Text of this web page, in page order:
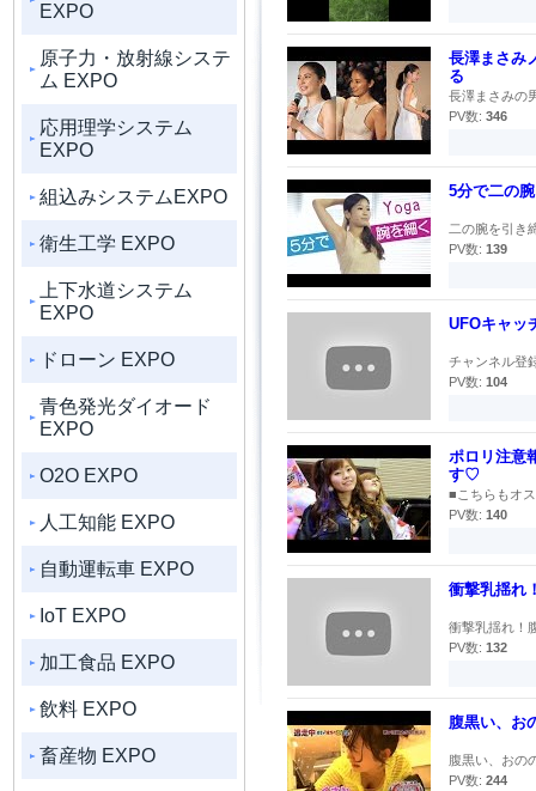
EXPO
原子力・放射線システ
ム EXPO
応用理学システム
EXPO
組込みシステムEXPO
衛生工学 EXPO
上下水道システム
EXPO
ドローン EXPO
青色発光ダイオード
EXPO
O2O EXPO
人工知能 EXPO
自動運転車 EXPO
IoT EXPO
加工食品 EXPO
飲料 EXPO
畜産物 EXPO
長澤まさみ
る
長澤まさみの
PV数: 346
5分で二の
二の腕を引き
PV数: 139
UFOキャッ
チャンネル登
PV数: 104
ポロリ注意
す♡
■こちらもオ
PV数: 140
衝撃乳揺れ
衝撃乳揺れ！
PV数: 132
腹黒い、お
腹黒い、おの
PV数: 244